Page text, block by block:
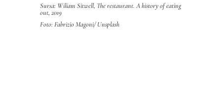
Sursa: Wiliam Sitwell, The restaurant. A history of eating
out, 2019
Foto: Fabrizio Magoni/Unsplash